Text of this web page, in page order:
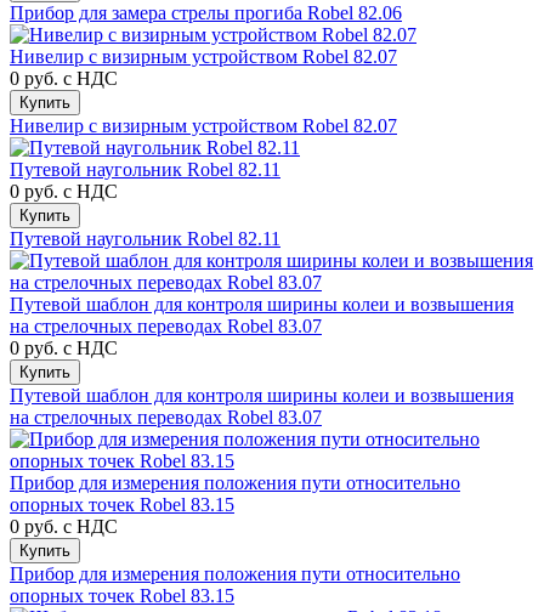
Прибор для замера стрелы прогиба Robel 82.06
Нивелир с визирным устройством Robel 82.07
0 руб. с НДС
Купить
Нивелир с визирным устройством Robel 82.07
Путевой наугольник Robel 82.11
0 руб. с НДС
Купить
Путевой наугольник Robel 82.11
Путевой шаблон для контроля ширины колеи и возвышения
на стрелочных переводах Robel 83.07
0 руб. с НДС
Купить
Путевой шаблон для контроля ширины колеи и возвышения
на стрелочных переводах Robel 83.07
Прибор для измерения положения пути относительно
опорных точек Robel 83.15
0 руб. с НДС
Купить
Прибор для измерения положения пути относительно
опорных точек Robel 83.15